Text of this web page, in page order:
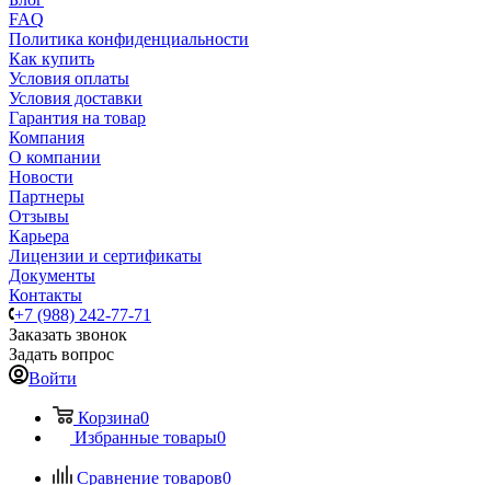
FAQ
Политика конфиденциальности
Как купить
Условия оплаты
Условия доставки
Гарантия на товар
Компания
О компании
Новости
Партнеры
Отзывы
Карьера
Лицензии и сертификаты
Документы
Контакты
+7 (988) 242-77-71
Заказать звонок
Задать вопрос
Войти
Корзина0
Избранные товары0
Сравнение товаров0